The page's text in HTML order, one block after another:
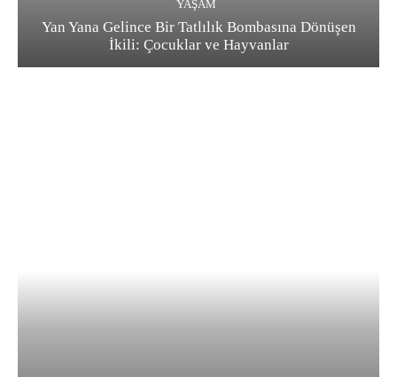
YAŞAM
Yan Yana Gelince Bir Tatlılık Bombasına Dönüşen
İkili: Çocuklar ve Hayvanlar